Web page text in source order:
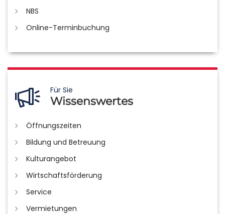
NBS
Online-Terminbuchung
Für Sie
Wissenswertes
Öffnungszeiten
Bildung und Betreuung
Kulturangebot
Wirtschaftsförderung
Service
Vermietungen